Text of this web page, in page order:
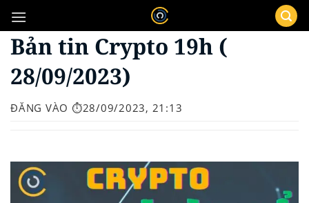
qua
nội
Bản tin Crypto 19h (
28/09/2023)
ĐĂNG VÀO ⏱️28/09/2023, 21:13